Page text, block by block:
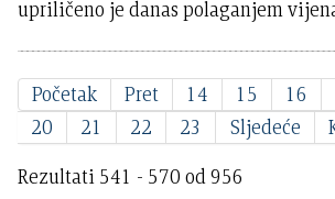
upriličeno je danas polaganjem
Početak Pret 14 15 16
20
21 22 23 Sljedeće
Rezultati 541 - 570 od 956